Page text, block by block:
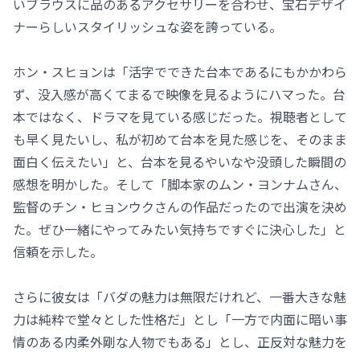
いブラウスに品のあるアクセサリーを合わせ、宝石デザイ
ナーらしいスタイリッシュな姿を誇っている。
ホン・スヒョンは「活字でできた台本であるにもかかわら
ず、没入感が高くてまるで映像を見るようにハマった。台
本ではなく、ドラマを見ている感じだった。視聴者として
も早く見たいし、私が初めて台本を見た感じを、そのまま
面白く伝えたい」と、台本を見るやいなや没頭した瞬間の
感想を明かした。そして「脚本家のムン・ヨンナムさん、
監督のチン・ヒョンウクさんの作品だったので出演を決め
た。ぜひ一緒にやってみたい気持ちですぐに決心した」と
信頼を示した。
さらに彼女は「バダの魅力は無限だけれど、一番大きな魅
力は純粋で堂々とした性格だ」とし「一方で内面に暗い事
情のある内柔外剛な人物でもある」とし、正反対な魅力を